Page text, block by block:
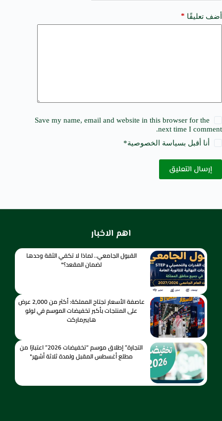
أضف تعليقًا *
Save my name, email and website in this browser for the
next time I comment.
أنا أقبل بسياسة الخصوصية*
إرسال التعليق
اهم الاخبار
القبول الجامعي.. لماذا لا تكفي الثقة وحدها
لضمان المقعد؟*
عاصفة الأسعار تجتاح المملكة: أكثر من 2,000 عرض
على المنتجات بأكبر تخفيضات الموسم في لولو
هايبرماركت
التجارة” إطلاق موسم “تخفيضات 2026” اعتبارًا من
مطلع أغسطس المقبل ولمدة ثلاثة أشهر*